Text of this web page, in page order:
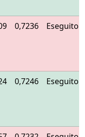
0,7236 Eseguito
0,7246 Eseguito